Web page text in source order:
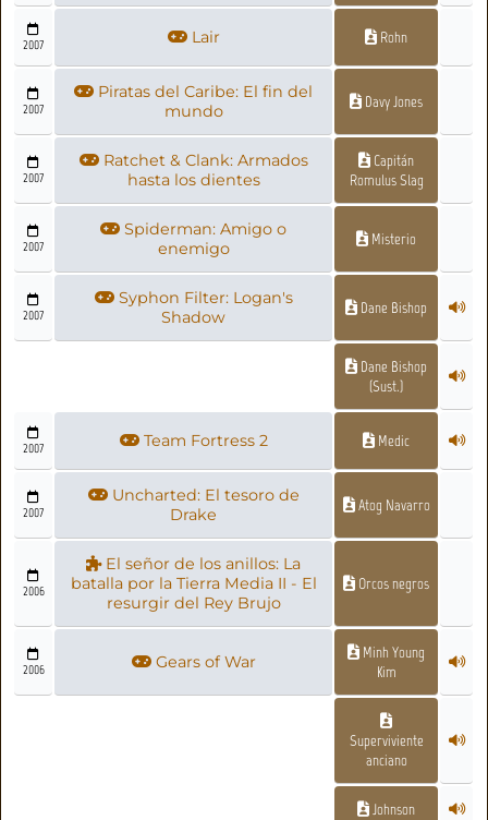
2007 Lair Rohn
2007
Piratas del Caribe: El fin del
mundo
Davy Jones
2007
Ratchet & Clank: Armados
hasta los dientes
Capitán
Romulus Slag
2007
Spiderman: Amigo o
enemigo
Misterio
2007
Syphon Filter: Logan's
Shadow
Dane Bishop
Dane Bishop
(Sust.)
2007 Team Fortress 2 Medic
2007
Uncharted: El tesoro de
Drake
Atog Navarro
2006
El señor de los anillos: La
batalla por la Tierra Media II - El
resurgir del Rey Brujo
Orcos negros
2006 Gears of War
Minh Young
Kim
Superviviente
anciano
Johnson